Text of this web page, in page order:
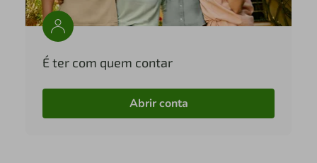
É ter com quem contar
Abrir conta